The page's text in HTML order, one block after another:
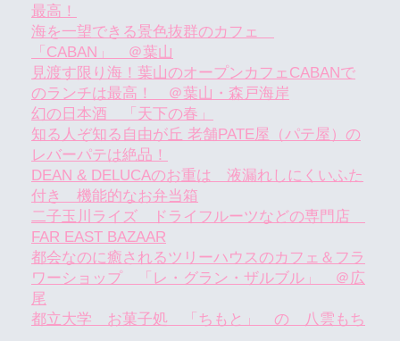
最高！
海を一望できる景色抜群のカフェ
「CABAN」 ＠葉山
見渡す限り海！葉山のオープンカフェCABANで
のランチは最高！ ＠葉山・森戸海岸
幻の日本酒 「天下の春」
知る人ぞ知る自由が丘 老舗PATE屋（パテ屋）の
レバーパテは絶品！
DEAN & DELUCAのお重は 液漏れしにくいふた
付き 機能的なお弁当箱
二子玉川ライズ ドライフルーツなどの専門店
FAR EAST BAZAAR
都会なのに癒されるツリーハウスのカフェ＆フラ
ワーショップ 「レ・グラン・ザルブル」 ＠広
尾
都立大学 お菓子処 「ちもと」 の 八雲もち